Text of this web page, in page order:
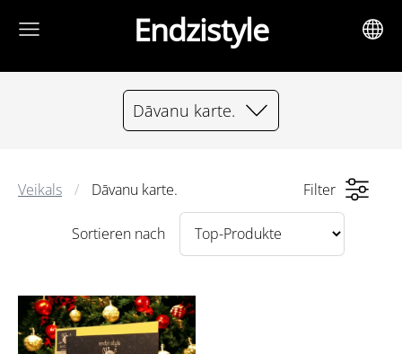
Endzistyle
Dāvanu karte.
Veikals Dāvanu karte. Filter
Sortieren nach